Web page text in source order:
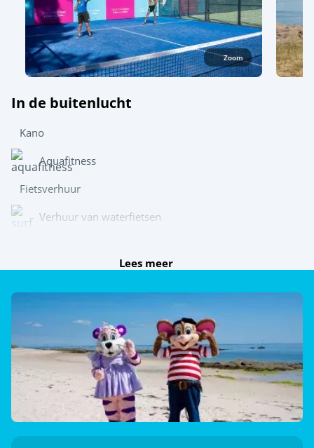
Zoom
In de buitenlucht
Kano
Aquafitness
Fietsverhuur
Verhuur van waterfietsen
Ontdek
Dag- en avondanimatie
Paddle tennisbaan
Zwemlessen (€)
Speel samen
Lees meer